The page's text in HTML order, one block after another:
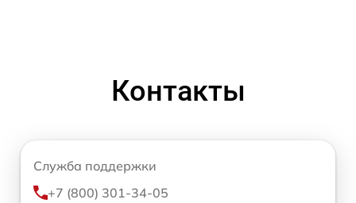
Контакты
Служба поддержки
+7 (800) 301-34-05